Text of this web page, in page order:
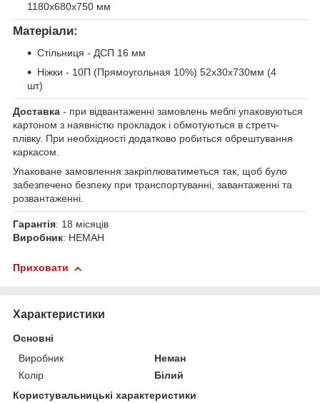
1180х680х750 мм
Матеріали:
Стільниця - ДСП 16 мм
Ніжки - 10П (Прямоугольная 10%) 52х30х730мм (4
шт)
Доставка - при відвантаженні замовлень меблі упаковуються
картоном з наявністю прокладок і обмотуються в стретч-
плівку. При необхідності додатково робиться обрештування
каркасом.
Упаковане замовлення закріплюватиметься так, щоб було
забезпечено безпеку при транспортуванні, завантаженні та
розвантаженні.
Гарантія: 18 місяців
Виробник: НЕМАН
Приховати
Характеристики
Основні
Виробник
Неман
Колір
Білий
Користувальницькі характеристики